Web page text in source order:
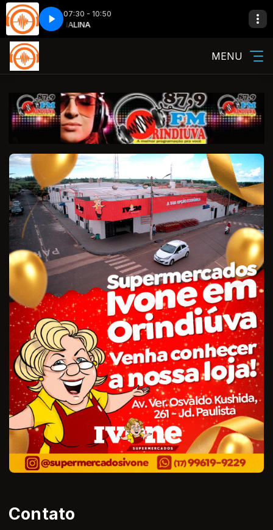
07:30 - 10:50
ADRENALINA
MENU
Contato